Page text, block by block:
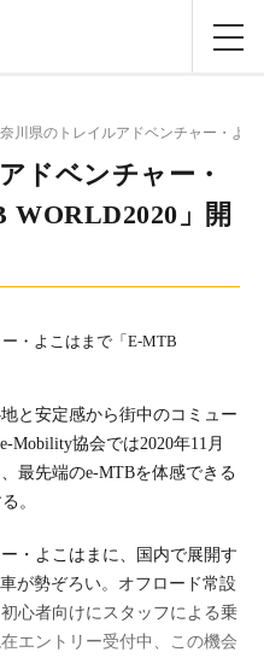
川県のトレイルアドベンチャー・よ
ドベンチャー・
」開
と安定感から街中のコミュー
Mobility協会では2020年11月
最先端のe-MTBを体感できる
。
・よこはまに、国内で展開す
が勢ぞろい。オフロード常設
心者向けにスタッフによる乗
エントリー受付中、この機会